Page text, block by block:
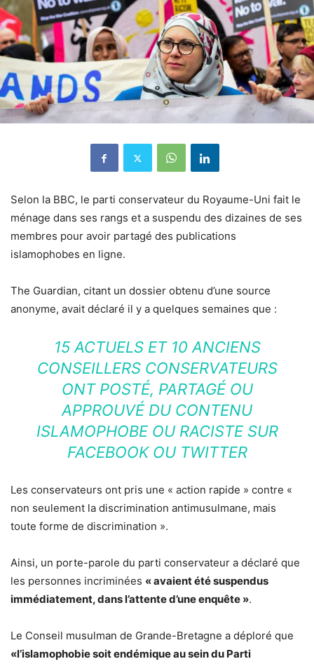
Selon la BBC, le parti conservateur du Royaume-Uni fait le
ménage dans ses rangs et a suspendu des dizaines de ses
membres pour avoir partagé des publications
islamophobes en ligne.
The Guardian, citant un dossier obtenu d’une source
anonyme, avait déclaré il y a quelques semaines que :
15 ACTUELS ET 10 ANCIENS
CONSEILLERS CONSERVATEURS
ONT POSTÉ, PARTAGÉ OU
APPROUVÉ DU CONTENU
ISLAMOPHOBE OU RACISTE SUR
FACEBOOK OU TWITTER
Les conservateurs ont pris une « action rapide » contre «
non seulement la discrimination antimusulmane, mais
toute forme de discrimination ».
Ainsi, un porte-parole du parti conservateur a déclaré que
les personnes incriminées « avaient été suspendus
immédiatement, dans l’attente d’une enquête ».
Le Conseil musulman de Grande-Bretagne a déploré que
«l’islamophobie soit endémique au sein du Parti